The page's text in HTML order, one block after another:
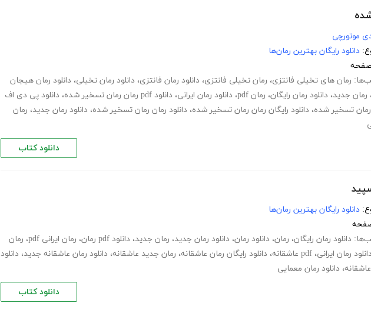
موتورچی
دانلود رایگان بهترین رمان‌ها
رمان های تخیلی فانتزی، رمان تخیلی فانتزی، دانلود رمان فانتزی، دانلود رمان تخیلی، دانلود رمان هیجان
رمان جدید، دانلود رمان رایگان، رمان pdf ، دانلود رمان ایرانی، دانلود pdf رمان رمان تسخیر شده ، دانلود پی دی اف
رمان تسخیر شده، دانلود رایگان رمان رمان تسخیر شده، دانلود رمان رمان تسخیر شده، دانلود رمان جدید، رمان
دانلود کتاب
دانلود رایگان بهترین رمان‌ها
دانلود رمان رایگان، رمان، دانلود رمان، دانلود رمان جدید، رمان جدید، دانلود pdf رمان ، رمان ایرانی pdf ، رمان
دانلود رمان ایرانی، pdf عاشقانه ، دانلود رایگان رمان عاشقانه، رمان جدید عاشقانه، دانلود رمان عاشقانه جدید، دانلود
، دانلود رمان معمایی
دانلود کتاب